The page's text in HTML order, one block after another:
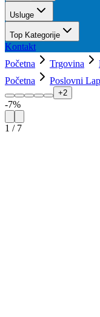
Usluge
Top Kategorije
Kontakt
Početna
Trgovina
Početna
Poslovni
+2
-7%
1 / 7